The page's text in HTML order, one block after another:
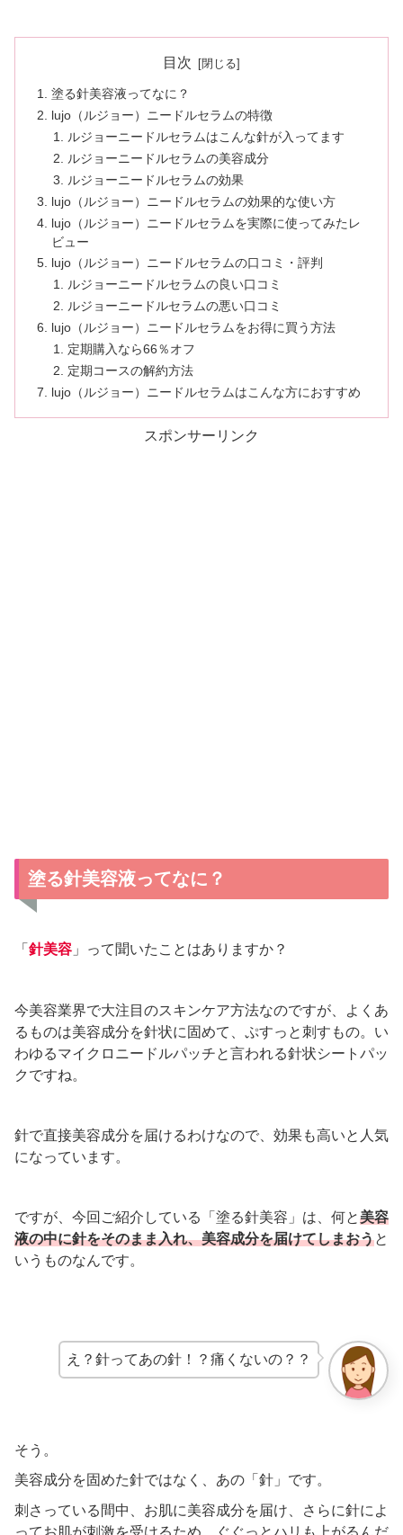
目次
塗る針美容液ってなに？
lujo（ルジョー）ニードルセラムの特徴
ルジョーニードルセラムはこんな針が入ってます
ルジョーニードルセラムの美容成分
ルジョーニードルセラムの効果
lujo（ルジョー）ニードルセラムの効果的な使い方
lujo（ルジョー）ニードルセラムを実際に使ってみたレ
ビュー
lujo（ルジョー）ニードルセラムの口コミ・評判
ルジョーニードルセラムの良い口コミ
ルジョーニードルセラムの悪い口コミ
lujo（ルジョー）ニードルセラムをお得に買う方法
定期購入なら66％オフ
定期コースの解約方法
lujo（ルジョー）ニードルセラムはこんな方におすすめ
スポンサーリンク
塗る針美容液ってなに？
「 針美容 」って聞いたことはありますか？
今美容業界で大注目のスキンケア方法なのですが、よくあ
るものは美容成分を針状に固めて、ぷすっと刺すもの。い
わゆるマイクロニードルパッチと言われる針状シートパッ
クですね。
針で直接美容成分を届けるわけなので、効果も高いと人気
になっています。
ですが、今回ご紹介している「塗る針美容」は、何と美容
液の中に針をそのまま入れ、美容成分を届けてしまおうと
いうものなんです。
え？針ってあの針！？痛くないの？？
そう。
美容成分を固めた針ではなく、あの「針」です。
刺さっている間中、お肌に美容成分を届け、さらに針によ
ってお肌が刺激を受けるため、ぐぐっとハリも上がるんだ